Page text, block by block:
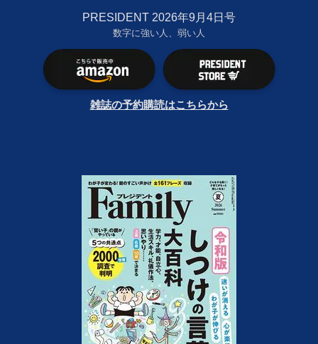
PRESIDENT 2026年9月4日号
数字に強い人、弱い人
雑誌の予約購読はこちらから